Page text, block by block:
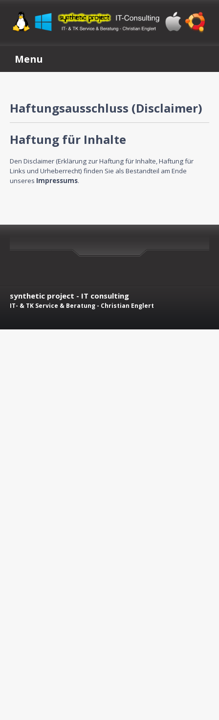
Menu
Haftungsausschluss (Disclaimer)
Haftung für Inhalte
Den Disclaimer (Erklärung zur Haftung für Inhalte, Haftung für
Links und Urheberrecht) finden Sie als Bestandteil am Ende
unseres Impressums.
synthetic project - IT consulting
IT- & TK Service & Beratung - Christian Englert